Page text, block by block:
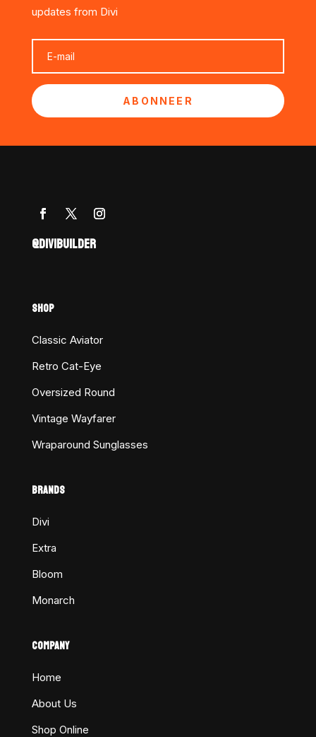
updates from Divi
ABONNEER
@DIVIBUILDER
SHOP
Classic Aviator
Retro Cat-Eye
Oversized Round
Vintage Wayfarer
Wraparound Sunglasses
BRANDS
Divi
Extra
Bloom
Monarch
COMPANY
Home
About Us
Shop Online